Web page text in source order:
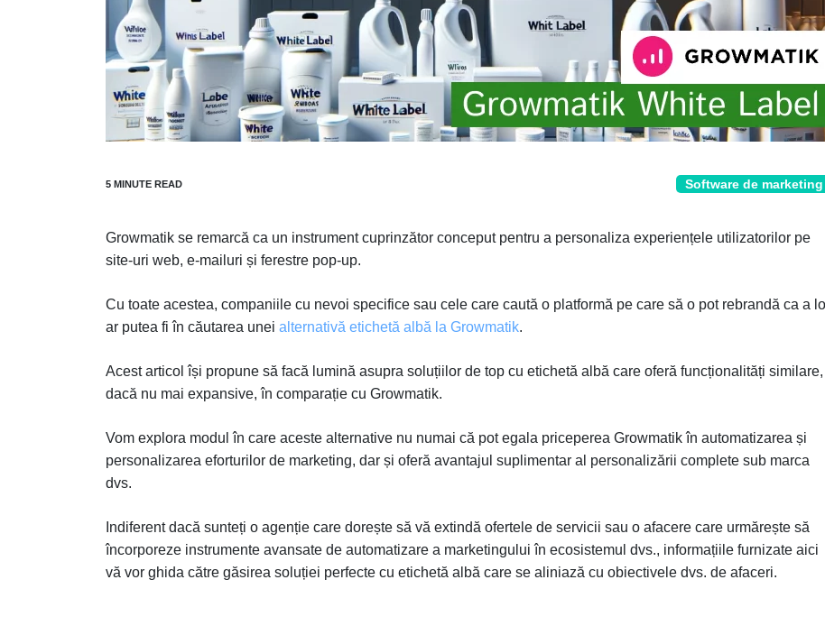
Software de marketing
Growmatik se remarcă ca un instrument cuprinzător conceput pentru a personaliza experiențele utilizatorilor pe
site-uri web, e-mailuri și ferestre pop-up.
Cu toate acestea, companiile cu nevoi specifice sau cele care caută o platformă pe care să o pot rebrandă ca a
ar putea fi în căutarea unei alternativă etichetă albă la Growmatik.
Acest articol își propune să facă lumină asupra soluțiilor de top cu etichetă albă care oferă funcționalități similare,
dacă nu mai expansive, în comparație cu Growmatik.
Vom explora modul în care aceste alternative nu numai că pot egala priceperea Growmatik în automatizarea și
personalizarea eforturilor de marketing, dar și oferă avantajul suplimentar al personalizării complete sub marca
dvs.
Indiferent dacă sunteți o agenție care dorește să vă extindă ofertele de servicii sau o afacere care urmărește să
încorporeze instrumente avansate de automatizare a marketingului în ecosistemul dvs., informațiile furnizate aici
vă vor ghida către găsirea soluției perfecte cu etichetă albă care se aliniază cu obiectivele dvs. de afaceri.